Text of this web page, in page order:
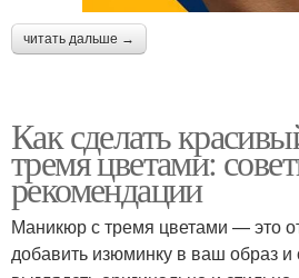
читать дальше →
Как сделать
тремя цветами:
рекомендации
Маникюр с тремя цветами — это
добавить изюминку в ваш образ и